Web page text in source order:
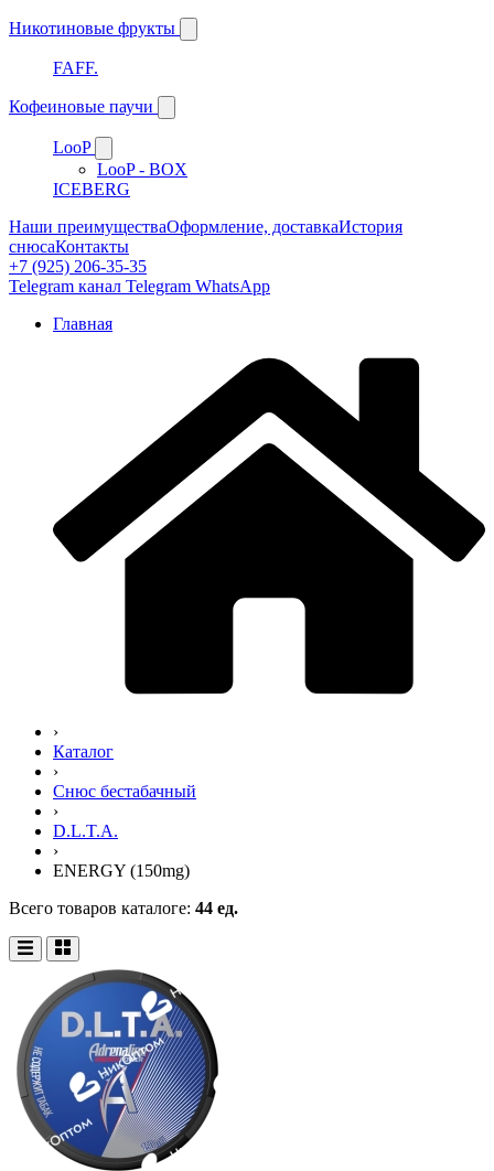
Никотиновые фрукты
FAFF.
Кофеиновые паучи
LooP
LooP - BOX
ICEBERG
Наши преимуществаОформление, доставкаИстория
снюсаКонтакты
+7 (925) 206-35-35
Telegram канал Telegram WhatsApp
Главная
›
Каталог
›
Снюс бестабачный
›
D.L.T.A.
›
ENERGY (150mg)
Всего товаров каталоге: 44 ед.